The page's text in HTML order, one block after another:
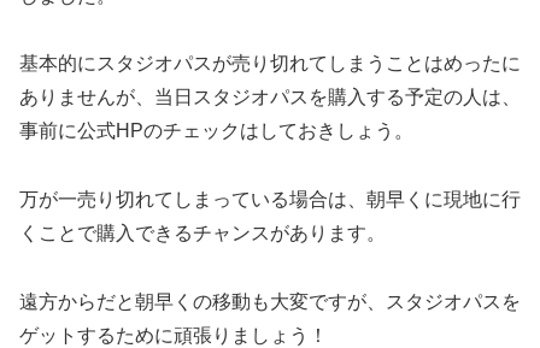
基本的にスタジオパスが売り切れてしまうことはめったに
ありませんが、当日スタジオパスを購入する予定の人は、
事前に公式HPのチェックはしておきしょう。
万が一売り切れてしまっている場合は、朝早くに現地に行
くことで購入できるチャンスがあります。
遠方からだと朝早くの移動も大変ですが、スタジオパスを
ゲットするために頑張りましょう！